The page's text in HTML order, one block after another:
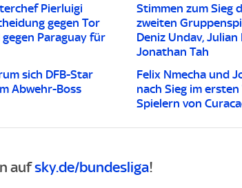
Pierluigi
gegen Tor
Paraguay für
Stimmen zum Sieg
zweiten
Deniz Undav,
Jonathan Tah
sich DFB-Star
Abwehr-Boss
Felix Nmecha und
nach Sieg im
Spielern von
aufsky.de/bundesliga!